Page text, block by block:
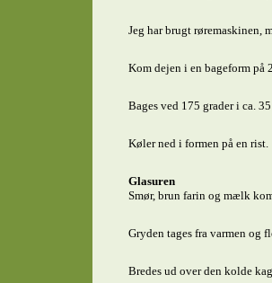
Jeg har brugt røremaskinen,
Kom dejen i en bageform på
Bages ved 175 grader i ca.
Køler ned i formen på en rist.
Glasuren
Smør, brun farin og mælk
Gryden tages fra varmen og
Bredes ud over den kolde